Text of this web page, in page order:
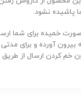
پاشیده نشود.
خمیده برای شما
بیرون آورده و برای
کردن ارسال از طریق